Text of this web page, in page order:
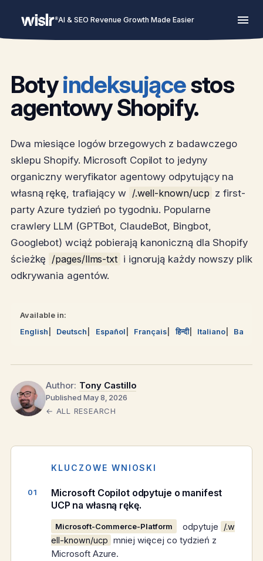
AI & SEO Revenue Growth Made Easier
Botyindeksującestos
agentowy Shopify.
Dwa miesiące logów brzegowych z badawczego
sklepu Shopify. Microsoft Copilot to jedyny
organiczny weryfikator agentowy odpytujący na
własną rękę, trafiający w /.well-known/ucp z first-
party Azure tydzień po tygodniu. Popularne
crawlery LLM (GPTBot, ClaudeBot, Bingbot,
Googlebot) wciąż pobierają kanoniczną dla Shopify
ścieżkę /pages/llms-txt i ignorują każdy nowszy plik
odkrywania agentów.
Available in:
English
Deutsch Español Français हिन्दी Italiano
Author: Tony Castillo
Published May 8, 2026
← ALL RESEARCH
KLUCZOWE WNIOSKI
Microsoft Copilot odpytuje o manifest
UCP na własną rękę.
Microsoft-Commerce-Platform odpytuje
/.w
ell-known/ucp mniej więcej co tydzień z
Microsoft Azure.